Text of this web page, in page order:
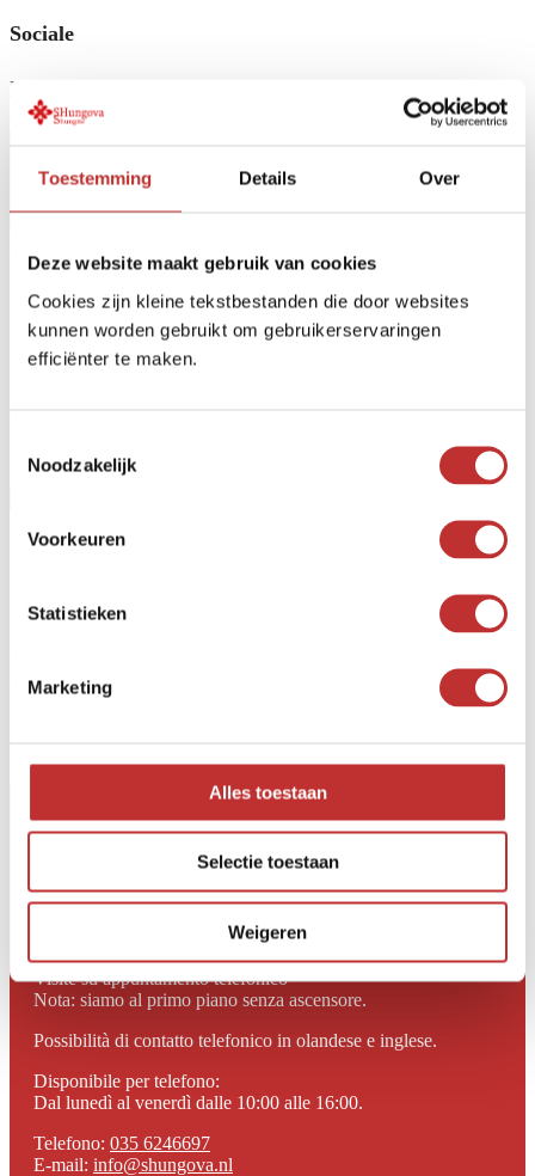
Toestemming Details Over
Deze website maakt gebruik van cookies
Cookies zijn kleine tekstbestanden die door websites
kunnen worden gebruikt om gebruikerservaringen
efficiënter te maken.
Noodzakelijk
Voorkeuren
Statistieken
Marketing
Alles toestaan
Selectie toestaan
Weigeren
Sociale
Facebook
Potete anche chiamarci al numero:
+31 (0)35 628 47 08
Il mio account
Nome utente o indirizzo e-mail
Password*Richiesta
SHUNGOVA
1216 GK Hilversum
Aperto dalle 10:00 alle 17:00
Dal lunedì al venerdì
Visite su appuntamento telefonico
Nota: siamo al primo piano senza ascensore.
Possibilità di contatto telefonico in olandese e inglese.
Disponibile per telefono:
Dal lunedì al venerdì dalle 10:00 alle 16:00.
Telefono: 035 6246697
E-mail: info@shungova.nl